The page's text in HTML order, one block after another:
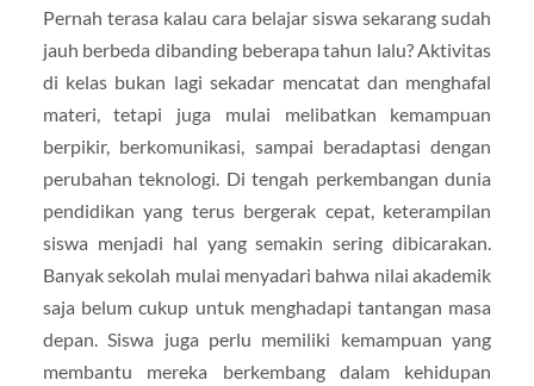
Pernah terasa kalau cara belajar siswa sekarang sudah
jauh berbeda dibanding beberapa tahun lalu? Aktivitas
di kelas bukan lagi sekadar mencatat dan menghafal
materi, tetapi juga mulai melibatkan kemampuan
berpikir, berkomunikasi, sampai beradaptasi dengan
perubahan teknologi. Di tengah perkembangan dunia
pendidikan yang terus bergerak cepat, keterampilan
siswa menjadi hal yang semakin sering dibicarakan.
Banyak sekolah mulai menyadari bahwa nilai akademik
saja belum cukup untuk menghadapi tantangan masa
depan. Siswa juga perlu memiliki kemampuan yang
membantu mereka berkembang dalam kehidupan